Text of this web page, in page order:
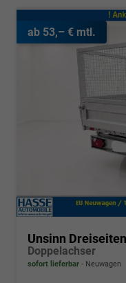
ab 53,– € mtl.
Unsinn
Doppelachser
sofort lieferbar Neuwagen